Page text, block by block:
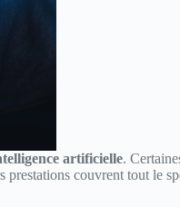
artificielle.
couvrent tout le